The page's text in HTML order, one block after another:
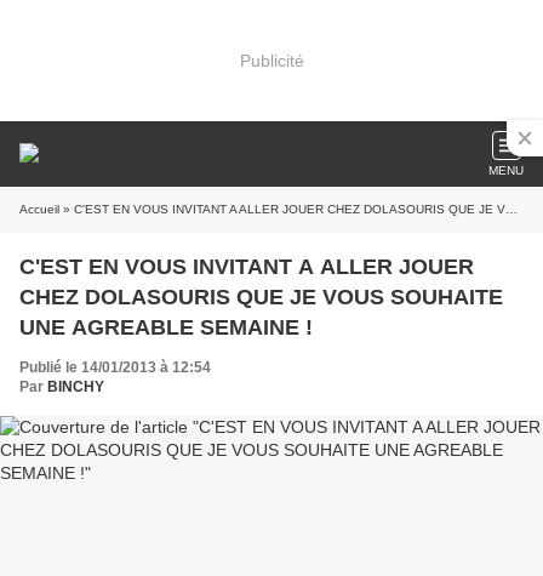
Publicité
MENU
Accueil » C'EST EN VOUS INVITANT A ALLER JOUER CHEZ DOLASOURIS QUE JE VOUS SOUHAITE UNE AGREABLE SEMAINE !
C'EST EN VOUS INVITANT A ALLER JOUER
CHEZ DOLASOURIS QUE JE VOUS SOUHAITE
UNE AGREABLE SEMAINE !
Publié le 14/01/2013 à 12:54
Par BINCHY